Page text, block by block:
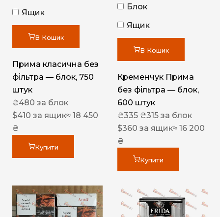
Ящик
В Кошик
Прима класична без
фільтра — блок, 750
штук
₴480 за блок
$410 за ящик≈ 18 450
₴
Купити
Блок
Ящик
В Кошик
Кременчук Прима
без фільтра — блок,
600 штук
₴335 ₴315 за блок
$360 за ящик≈ 16 200
₴
Купити